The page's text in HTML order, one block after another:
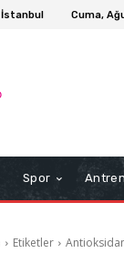
İstanbul Cuma,
Spor
Etiketler